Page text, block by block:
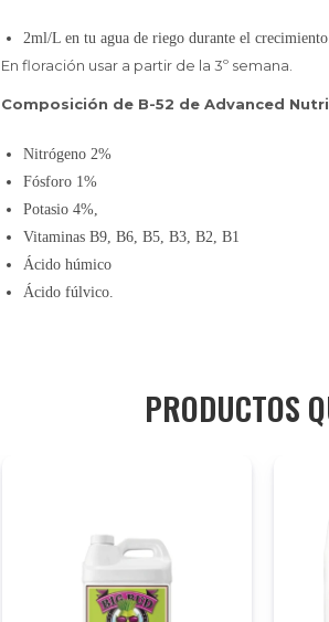
2ml/L en tu agua de riego durante el
En floración usar a partir de la 3º semana.
Composición de B-52 de Advanced
Nitrógeno 2%
Fósforo 1%
Potasio 4%,
Vitaminas B9, B6, B5, B3, B2, B1
Ácido húmico
Ácido fúlvico.
PRODUCTOS